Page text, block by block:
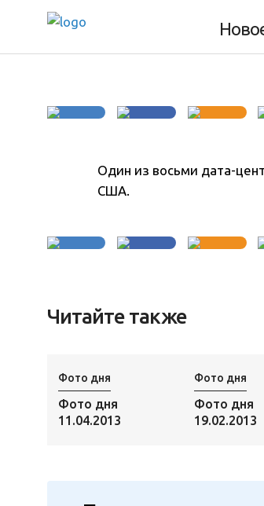
Один из восьми дата-
США.
Читайте также
Фото дня
Фото дня
11.04.2013
Фото дня
Фото дня
19.02.2013